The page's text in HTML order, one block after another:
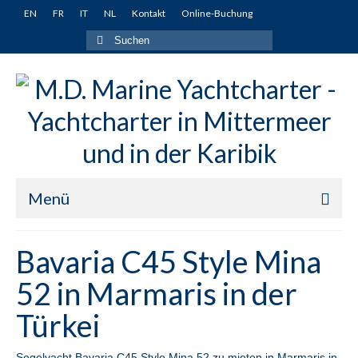
EN FR IT NL Kontakt Online-Buchung
Suche
nach:
Menü
Yachten
Türkei
Fethiye
Bavaria C45 Style Mina
52 in Marmaris in der
Türkei